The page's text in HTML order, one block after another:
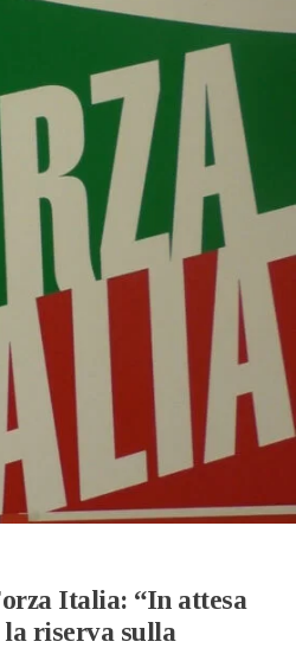
Italia: “In attesa
la riserva sulla